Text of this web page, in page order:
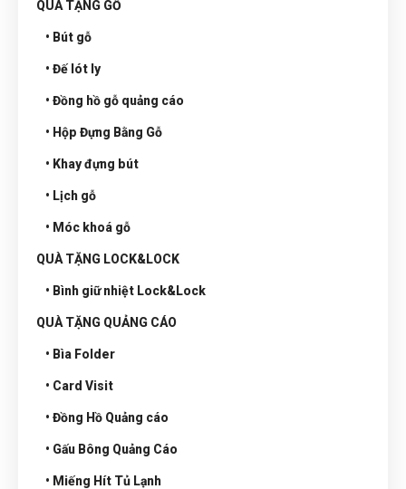
QUÀ TẶNG GỖ
• Bút gỗ
• Đế lót ly
• Đồng hồ gỗ quảng cáo
• Hộp Đựng Bằng Gỗ
• Khay đựng bút
• Lịch gỗ
• Móc khoá gỗ
QUÀ TẶNG LOCK&LOCK
• Bình giữ nhiệt Lock&Lock
QUÀ TẶNG QUẢNG CÁO
• Bìa Folder
• Card Visit
• Đồng Hồ Quảng cáo
• Gấu Bông Quảng Cáo
• Miếng Hít Tủ Lạnh